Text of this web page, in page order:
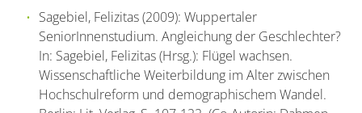
Sagebiel, Felizitas (2009): Wuppertaler
SeniorInnenstudium. Angleichung der Geschlechter?
In: Sagebiel, Felizitas (Hrsg.): Flügel wachsen.
Wissenschaftliche Weiterbildung im Alter zwischen
Hochschulreform und demographischem Wandel.